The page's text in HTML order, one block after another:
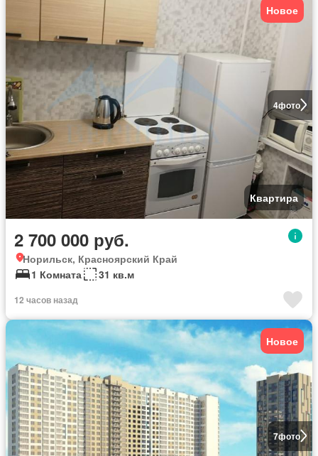
4фото
Новое
Квартира
2 700 000 руб.
Норильск, Красноярский Край
1 Комната
31 кв.м
12 часов назад
7фото
Новое